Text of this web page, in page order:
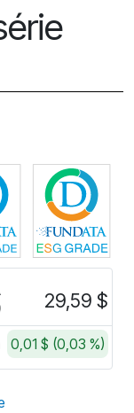
Cliquez pour
29,59 $
0,01 $ (0,03 %)